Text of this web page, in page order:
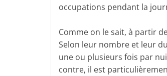
occupations pendant la
Comme on le sait, à partir
Selon leur nombre et leur
une ou plusieurs fois par
contre, il est